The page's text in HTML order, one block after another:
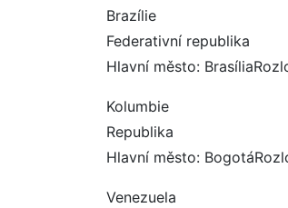
Brazílie
Federativní republika
Hlavní město:
Kolumbie
Republika
Hlavní město:
Venezuela